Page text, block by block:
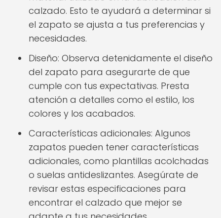
calzado. Esto te ayudará a determinar si
el zapato se ajusta a tus preferencias y
necesidades.
Diseño: Observa detenidamente el diseño
del zapato para asegurarte de que
cumple con tus expectativas. Presta
atención a detalles como el estilo, los
colores y los acabados.
Características adicionales: Algunos
zapatos pueden tener características
adicionales, como plantillas acolchadas
o suelas antideslizantes. Asegúrate de
revisar estas especificaciones para
encontrar el calzado que mejor se